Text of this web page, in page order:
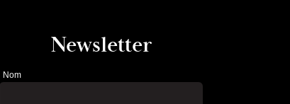
Newsletter
Newsletter
Nom